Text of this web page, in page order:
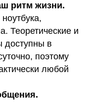
ритм жизни.
Теоретические и
доступны в
поэтому
любой